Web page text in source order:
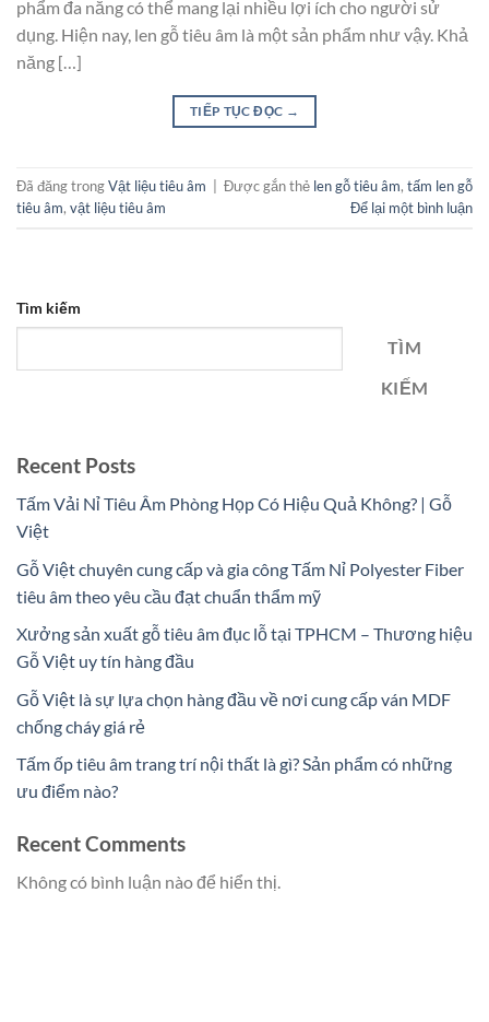
phẩm đa năng có thể mang lại nhiều lợi ích cho người sử
dụng. Hiện nay, len gỗ tiêu âm là một sản phẩm như vậy. Khả
năng […]
TIẾP TỤC ĐỌC →
Đã đăng trongVật liệu tiêu âm Được gắn thẻ len gỗ tiêu âm, tấm len gỗ
tiêu âm, vật liệu tiêu âm Để lại một bình luận
Tìm kiếm
TÌM
KIẾM
Recent Posts
Tấm Vải Nỉ Tiêu Âm Phòng Họp Có Hiệu Quả Không? | Gỗ
Việt
Gỗ Việt chuyên cung cấp và gia công Tấm Nỉ Polyester Fiber
tiêu âm theo yêu cầu đạt chuẩn thẩm mỹ
Xưởng sản xuất gỗ tiêu âm đục lỗ tại TPHCM – Thương hiệu
Gỗ Việt uy tín hàng đầu
Gỗ Việt là sự lựa chọn hàng đầu về nơi cung cấp ván MDF
chống cháy giá rẻ
Tấm ốp tiêu âm trang trí nội thất là gì? Sản phẩm có những
ưu điểm nào?
Recent Comments
Không có bình luận nào để hiển thị.